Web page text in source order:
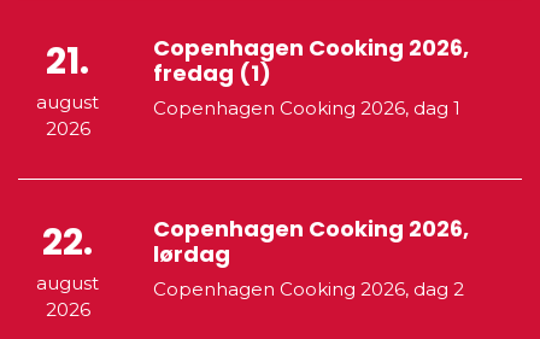
21.
august
2026
Copenhagen Cooking 2026,
fredag (1)
Copenhagen Cooking 2026, dag 1
22.
august
2026
Copenhagen Cooking 2026,
lørdag
Copenhagen Cooking 2026, dag 2